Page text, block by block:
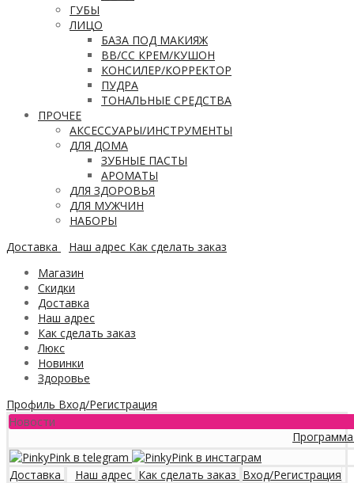
ГУБЫ
ЛИЦО
БАЗА ПОД МАКИЯЖ
ВВ/CC КРЕМ/КУШОН
КОНСИЛЕР/КОРРЕКТОР
ПУДРА
ТОНАЛЬНЫЕ СРЕДСТВА
ПРОЧЕЕ
АКСЕССУАРЫ/ИНСТРУМЕНТЫ
ДЛЯ ДОМА
ЗУБНЫЕ ПАСТЫ
АРОМАТЫ
ДЛЯ ЗДОРОВЬЯ
ДЛЯ МУЖЧИН
НАБОРЫ
Доставка
Наш адрес Как сделать заказ
Магазин
Скидки
Доставка
Наш адрес
Как сделать заказ
Люкс
Новинки
Здоровье
Профиль Вход/Регистрация
Новости
Программа
Доставка Наш адрес Как сделать заказ Вход/Регистрация